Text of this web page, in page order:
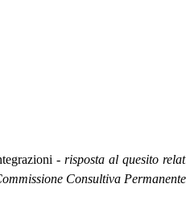
- risposta al quesito
Consultiva